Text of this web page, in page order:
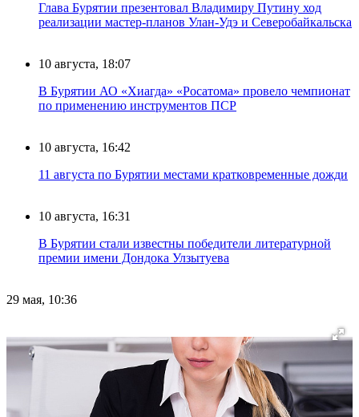
Глава Бурятии презентовал Владимиру Путину ход
реализации мастер-планов Улан-Удэ и Северобайкальска
10 августа, 18:07
В Бурятии АО «Хиагда» «Росатома» провело чемпионат
по применению инструментов ПСР
10 августа, 16:42
11 августа по Бурятии местами кратковременные дожди
10 августа, 16:31
В Бурятии стали известны победители литературной
премии имени Дондока Улзытуева
29 мая, 10:36